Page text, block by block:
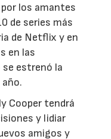
por los amantes
de series más
de Netflix y en
en las
se estrenó la
Cooper tendrá
y lidiar
amigos y